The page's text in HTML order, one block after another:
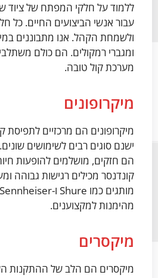
ללמוד על חלקי המפתח של ציוד
עבור אנשי הביצועים החיים. כל
ולשמחת הקהל. אנו מתבוננים
ומגברי רמקולים. הם כולם
מערכת קול טובה.
מיקרופונים
מיקרופונים הם מרכזיים לתפיסת
ישנם סוגים רבים לשימושים
הם חזקים, מושלמים להופעות
קונדנסר מכילים רגישות גבוהה
מהימנות למקצוענים.
מיקסרים
מיקסרים הם הלב של ההתקנות